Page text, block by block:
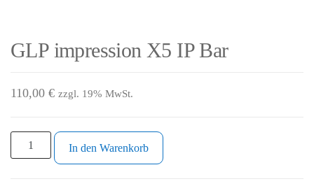
GLP impression X5 IP Bar
110,00 € zzgl. 19% MwSt.
In den Warenkorb